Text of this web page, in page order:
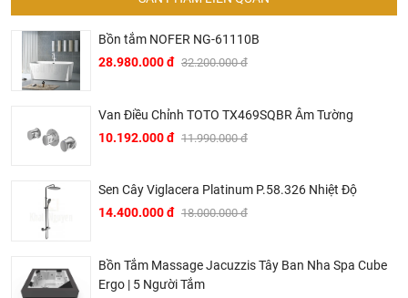
Thông số kỹ thuật chi tiết của bồn tắm AMAZON TP-
Bồn tắm NOFER NG-61110B
28.980.000 đ 32.200.000 đ
Van Điều Chỉnh TOTO TX469SQBR Âm Tường
10.192.000 đ 11.990.000 đ
Sen Cây Viglacera Platinum P.58.326 Nhiệt Độ
14.400.000 đ 18.000.000 đ
Bồn Tắm Massage Jacuzzis Tây Ban Nha Spa Cube
Ergo | 5 Người Tắm